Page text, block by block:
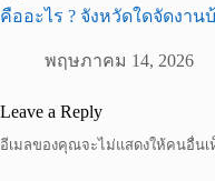
คืออะไร ? จังหวัดใดจัดงาน
พฤษภาคม 14, 2026
Leave a Reply
อีเมลของคุณจะไม่แสดงให้คนอื่นเ